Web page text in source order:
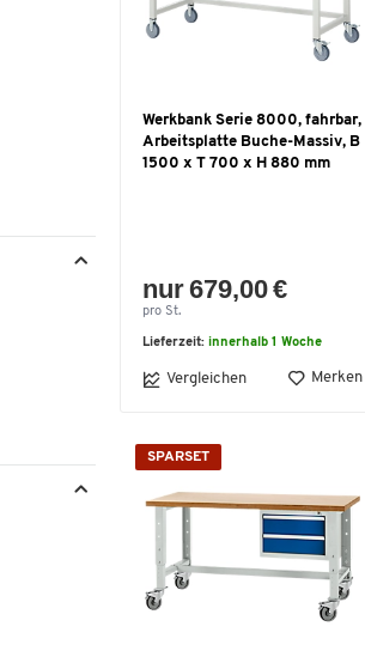
Werkbank Serie 8000, fahrbar,
Arbeitsplatte Buche-Massiv, B
1500 x T 700 x H 880 mm
nur 679,00 €
pro St.
Lieferzeit: innerhalb 1 Woche
Vergleichen Merken
SPARSET